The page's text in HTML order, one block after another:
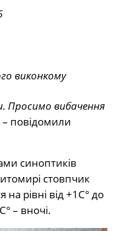
виконкому
Просимо вибачення
– повідомили
синоптиків
стовпчик
рівні від +1C° до
– вночі.